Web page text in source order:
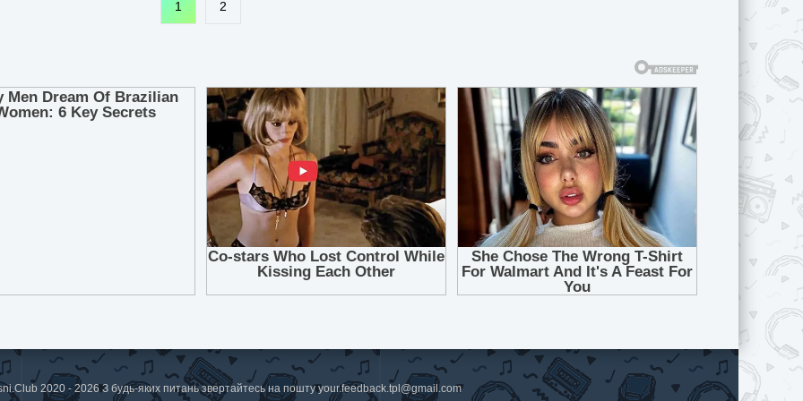
1 2
2020 - 2026 З будь-яких питань звертайтесь на поштуyour.feedback.tpl@gmail.com